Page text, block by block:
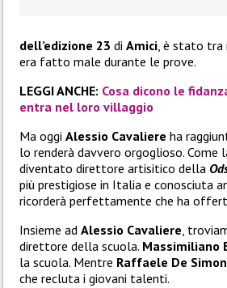
dell’edizione 23 di Amici, è stato tra
era fatto male durante le prove.
LEGGI ANCHE: Cosa dicono le
entra nel loro villaggio
Ma oggi Alessio Cavaliere ha
lo renderà davvero orgoglioso. Come
diventato direttore artisitico della
più prestigiose in Italia e conosciuta
ricorderà perfettamente che ha
Insieme ad Alessio Cavaliere,
direttore della scuola. Massimiliano
la scuola. Mentre Raffaele De
che recluta i giovani talenti.